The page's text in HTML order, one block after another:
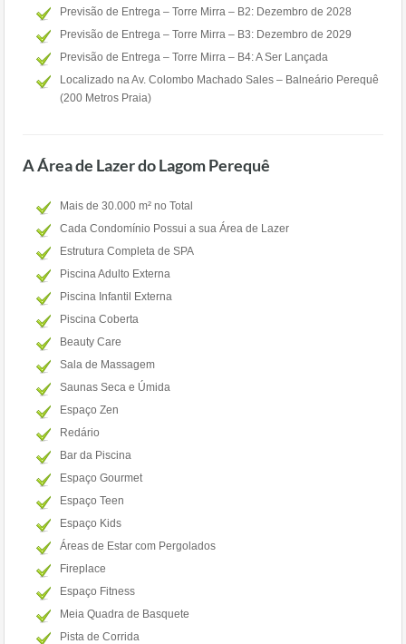
Previsão de Entrega – Torre Mirra – B2: Dezembro de 2028
Previsão de Entrega – Torre Mirra – B3: Dezembro de 2029
Previsão de Entrega – Torre Mirra – B4: A Ser Lançada
Localizado na Av. Colombo Machado Sales – Balneário Perequê
(200 Metros Praia)
A Área de Lazer do Lagom Perequê
Mais de 30.000 m² no Total
Cada Condomínio Possui a sua Área de Lazer
Estrutura Completa de SPA
Piscina Adulto Externa
Piscina Infantil Externa
Piscina Coberta
Beauty Care
Sala de Massagem
Saunas Seca e Úmida
Espaço Zen
Redário
Bar da Piscina
Espaço Gourmet
Espaço Teen
Espaço Kids
Áreas de Estar com Pergolados
Fireplace
Espaço Fitness
Meia Quadra de Basquete
Pista de Corrida